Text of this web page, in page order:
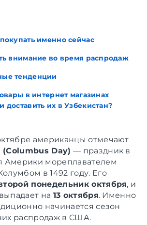
именно сейчас
внимание во время распродаж
тенденции
в интернет магазинах
их в Узбекистан?
американцы отмечают
Day) — праздник в
Америки мореплавателем
в 1492 году. Его
понедельник октября, и
на 13 октября. Именно
начинается сезон
распродаж в США.